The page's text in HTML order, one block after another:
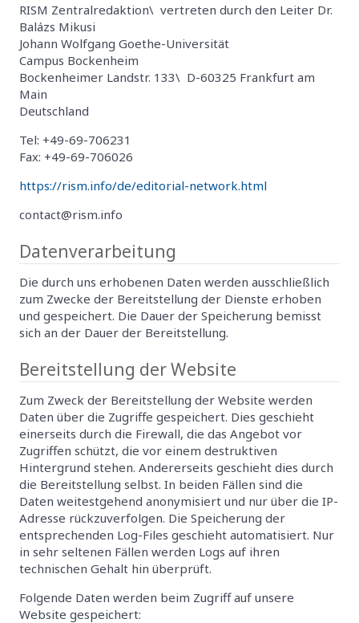
RISM Zentralredaktion\ vertreten durch den Leiter Dr.
Balázs Mikusi
Johann Wolfgang Goethe-Universität
Campus Bockenheim
Bockenheimer Landstr. 133\ D-60325 Frankfurt am
Main
Deutschland
Tel: +49-69-706231
Fax: +49-69-706026
https://rism.info/de/editorial-network.html
contact@rism.info
Datenverarbeitung
Die durch uns erhobenen Daten werden ausschließlich
zum Zwecke der Bereitstellung der Dienste erhoben
und gespeichert. Die Dauer der Speicherung bemisst
sich an der Dauer der Bereitstellung.
Bereitstellung der Website
Zum Zweck der Bereitstellung der Website werden
Daten über die Zugriffe gespeichert. Dies geschieht
einerseits durch die Firewall, die das Angebot vor
Zugriffen schützt, die vor einem destruktiven
Hintergrund stehen. Andererseits geschieht dies durch
die Bereitstellung selbst. In beiden Fällen sind die
Daten weitestgehend anonymisiert und nur über die IP-
Adresse rückzuverfolgen. Die Speicherung der
entsprechenden Log-Files geschieht automatisiert. Nur
in sehr seltenen Fällen werden Logs auf ihren
technischen Gehalt hin überprüft.
Folgende Daten werden beim Zugriff auf unsere
Website gespeichert: